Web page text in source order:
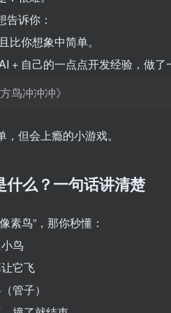
告诉你：
比你想象中简单。
+ 自己的一点点开发经验，做了
鸟冲冲冲》
但会上瘾的小游戏。
什么？一句话讲清楚
素鸟”，那你秒懂：
鸟
它飞
管子）